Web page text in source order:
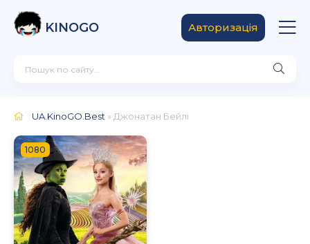
KINOGO Авторизація
UA.KinoGO.Best » Джонатан Бейлі
1080